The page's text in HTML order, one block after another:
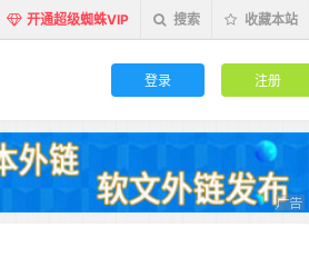
开通超级蜘蛛VIP 搜索 收藏本站
登录 注册